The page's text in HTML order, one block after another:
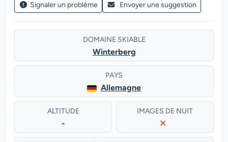
Signaler un problème Envoyer une suggestion
DOMAINE SKIABLE
Winterberg
PAYS
Allemagne
ALTITUDE
-
IMAGES DE NUIT